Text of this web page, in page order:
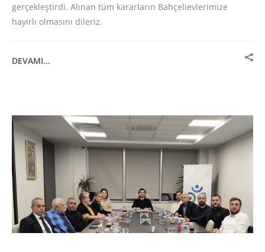
gerçekleştirdi. Alınan tüm kararların Bahçelievlerimize
hayırlı olmasını dileriz.
DEVAMI...